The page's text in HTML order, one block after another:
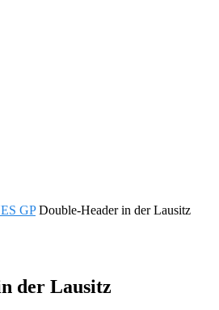
GP Double-Header in der Lausitz
der Lausitz